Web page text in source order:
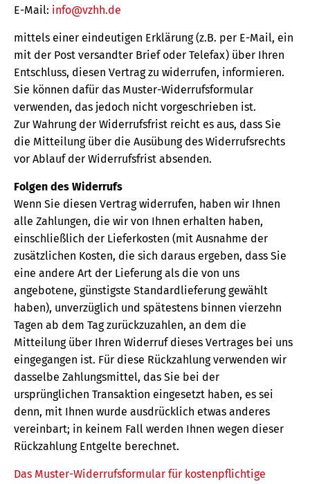
E-Mail: info@vzhh.de
mittels einer eindeutigen Erklärung (z.B. per E-Mail, ein
mit der Post versandter Brief oder Telefax) über Ihren
Entschluss, diesen Vertrag zu widerrufen, informieren.
Sie können dafür das Muster-Widerrufsformular
verwenden, das jedoch nicht vorgeschrieben ist.
Zur Wahrung der Widerrufsfrist reicht es aus, dass Sie
die Mitteilung über die Ausübung des Widerrufsrechts
vor Ablauf der Widerrufsfrist absenden.
Folgen des Widerrufs
Wenn Sie diesen Vertrag widerrufen, haben wir Ihnen
alle Zahlungen, die wir von Ihnen erhalten haben,
einschließlich der Lieferkosten (mit Ausnahme der
zusätzlichen Kosten, die sich daraus ergeben, dass Sie
eine andere Art der Lieferung als die von uns
angebotene, günstigste Standardlieferung gewählt
haben), unverzüglich und spätestens binnen vierzehn
Tagen ab dem Tag zurückzuzahlen, an dem die
Mitteilung über Ihren Widerruf dieses Vertrages bei uns
eingegangen ist. Für diese Rückzahlung verwenden wir
dasselbe Zahlungsmittel, das Sie bei der
ursprünglichen Transaktion eingesetzt haben, es sei
denn, mit Ihnen wurde ausdrücklich etwas anderes
vereinbart; in keinem Fall werden Ihnen wegen dieser
Rückzahlung Entgelte berechnet.
Das Muster-Widerrufsformular für kostenpflichtige